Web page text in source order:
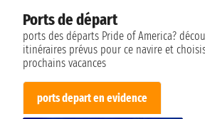
Ports de départ
ports des départs Pride of America?
itinéraires prévus pour ce navire et
prochains vacances
ports depart en evidence